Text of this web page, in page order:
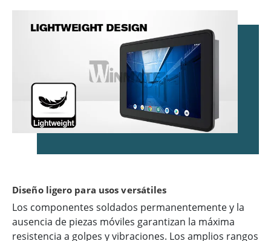
Diseño ligero para usos versátiles
Los componentes soldados permanentemente y la
ausencia de piezas móviles garantizan la máxima
resistencia a golpes y vibraciones. Los amplios rangos